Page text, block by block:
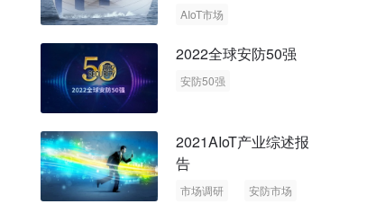
AIoT市场
2022全球安防50强
安防50强
2021AIoT产业综述报
告
市场调研
安防市场